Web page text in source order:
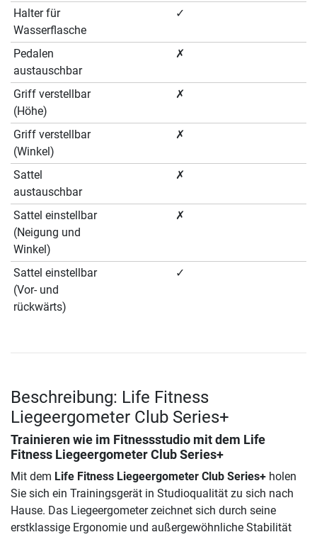
Halter für
Wasserflasche
✓
Pedalen
austauschbar
✗
Griff verstellbar
(Höhe)
✗
Griff verstellbar
(Winkel)
✗
Sattel
austauschbar
✗
Sattel einstellbar
(Neigung und
Winkel)
✗
Sattel einstellbar
(Vor- und
rückwärts)
✓
Beschreibung: Life Fitness
Liegeergometer Club Series+
Trainieren wie im Fitnessstudio mit dem Life
Fitness Liegeergometer Club Series+
Mit dem Life Fitness Liegeergometer Club Series+ holen
Sie sich ein Trainingsgerät in Studioqualität zu sich nach
Hause. Das Liegeergometer zeichnet sich durch seine
erstklassige Ergonomie und außergewöhnliche Stabilität